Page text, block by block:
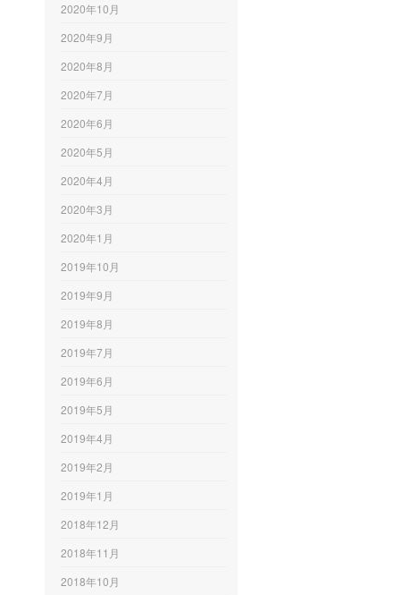
2020年10月
2020年9月
2020年8月
2020年7月
2020年6月
2020年5月
2020年4月
2020年3月
2020年1月
2019年10月
2019年9月
2019年8月
2019年7月
2019年6月
2019年5月
2019年4月
2019年2月
2019年1月
2018年12月
2018年11月
2018年10月